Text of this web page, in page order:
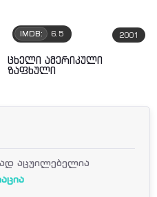
2001
IMDB: 6.5
ცხელი ამერიკული
ზაფხული
აცუილებელია